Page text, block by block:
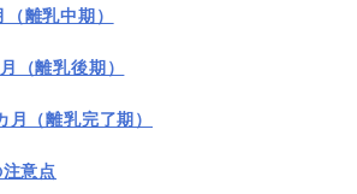
離乳中期）
（離乳後期）
（離乳完了期）
意点